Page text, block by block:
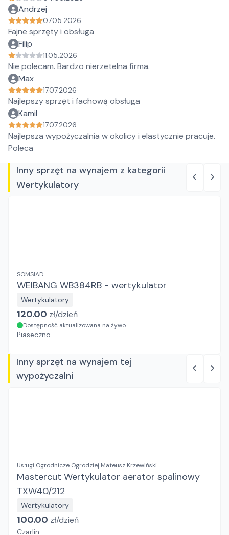
Andrzej
07.05.2026
Fajne sprzęty i obsługa
Filip
11.05.2026
Nie polecam. Bardzo nierzetelna firma.
Max
17.07.2026
Najlepszy sprzęt i fachową obsługa
Kamil
17.07.2026
Najlepsza wypożyczalnia w okolicy i elastycznie pracuje.
Poleca
Inny sprzęt na wynajem z kategorii
Wertykulatory
SOMSIAD
WEIBANG WB384RB - wertykulator
Wertykulatory
120.00 zł/dzień
Dostępność aktualizowana na żywo
Piaseczno
Inny sprzęt na wynajem tej
wypożyczalni
Usługi Ogrodnicze Ogrodziej Mateusz Krzewiński
Mastercut Wertykulator aerator spalinowy
TXW40/212
Wertykulatory
100.00 zł/dzień
Czarlin